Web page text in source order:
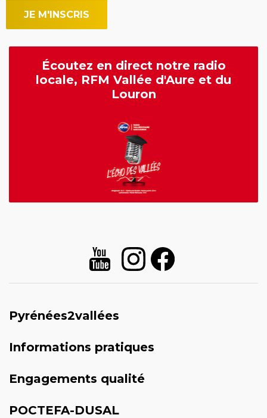
Écoutez en direct notre radio
locale, RFM Vallée d'Aure et du
Louron
Pyrénées2vallées
Informations pratiques
Engagements qualité
POCTEFA-DUSAL